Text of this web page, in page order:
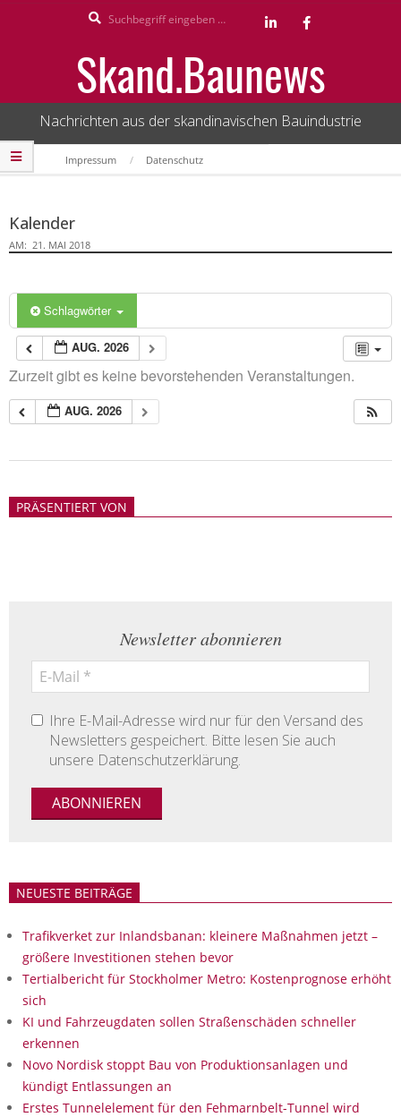
Skand.Baunews
Nachrichten aus der skandinavischen Bauindustrie
Secondary
Navigation
Impressum Datenschutz
Kalender
AM: 21. MAI 2018
Schlagwörter
AUG. 2026
Zurzeit gibt es keine bevorstehenden Veranstaltungen.
AUG. 2026
21PRÄSENTIERT VON
Newsletter abonnieren
Ihre E-Mail-Adresse wird nur für den Versand des
Newsletters gespeichert. Bitte lesen Sie auch
unsere Datenschutzerklärung.
NEUESTE BEITRÄGE
Trafikverket zur Inlandsbanan: kleinere Maßnahmen jetzt –
größere Investitionen stehen bevor
Tertialbericht für Stockholmer Metro: Kostenprognose erhöht
sich
KI und Fahrzeugdaten sollen Straßenschäden schneller
erkennen
Novo Nordisk stoppt Bau von Produktionsanlagen und
kündigt Entlassungen an
Erstes Tunnelelement für den Fehmarnbelt-Tunnel wird